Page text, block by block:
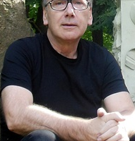
FONTANE-
FORSCHER*INNEN
FONTANE-INSTITUTIONEN
FONTANE-
LEBENSSTATIONEN